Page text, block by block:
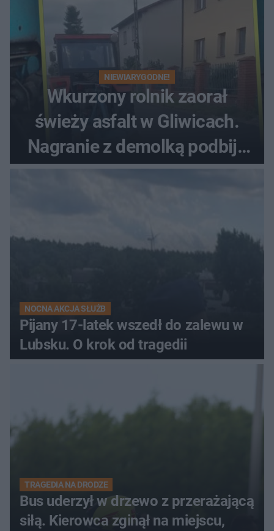
NIEWIARYGODNE!
Wkurzony rolnik zaorał
świeży asfalt w Gliwicach.
Nagranie z demolką podbija
sieć
NOCNA AKCJA SŁUŻB
Pijany 17-latek wszedł do zalewu w
Lubsku. O krok od tragedii
TRAGEDIA NA DRODZE
Bus uderzył w drzewo z przerażającą
siłą. Kierowca zginął na miejscu,